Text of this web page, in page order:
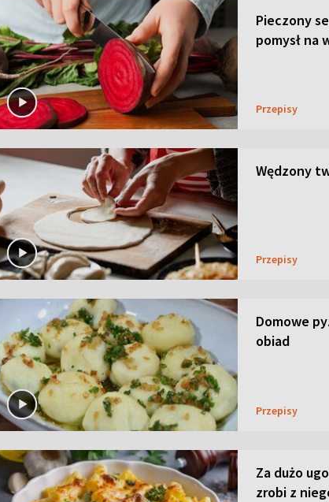
Pieczony
pomysł na
Przepisy
Wędzony
Przepisy
Domowe
obiad
Przepisy
Za dużo
zrobi z